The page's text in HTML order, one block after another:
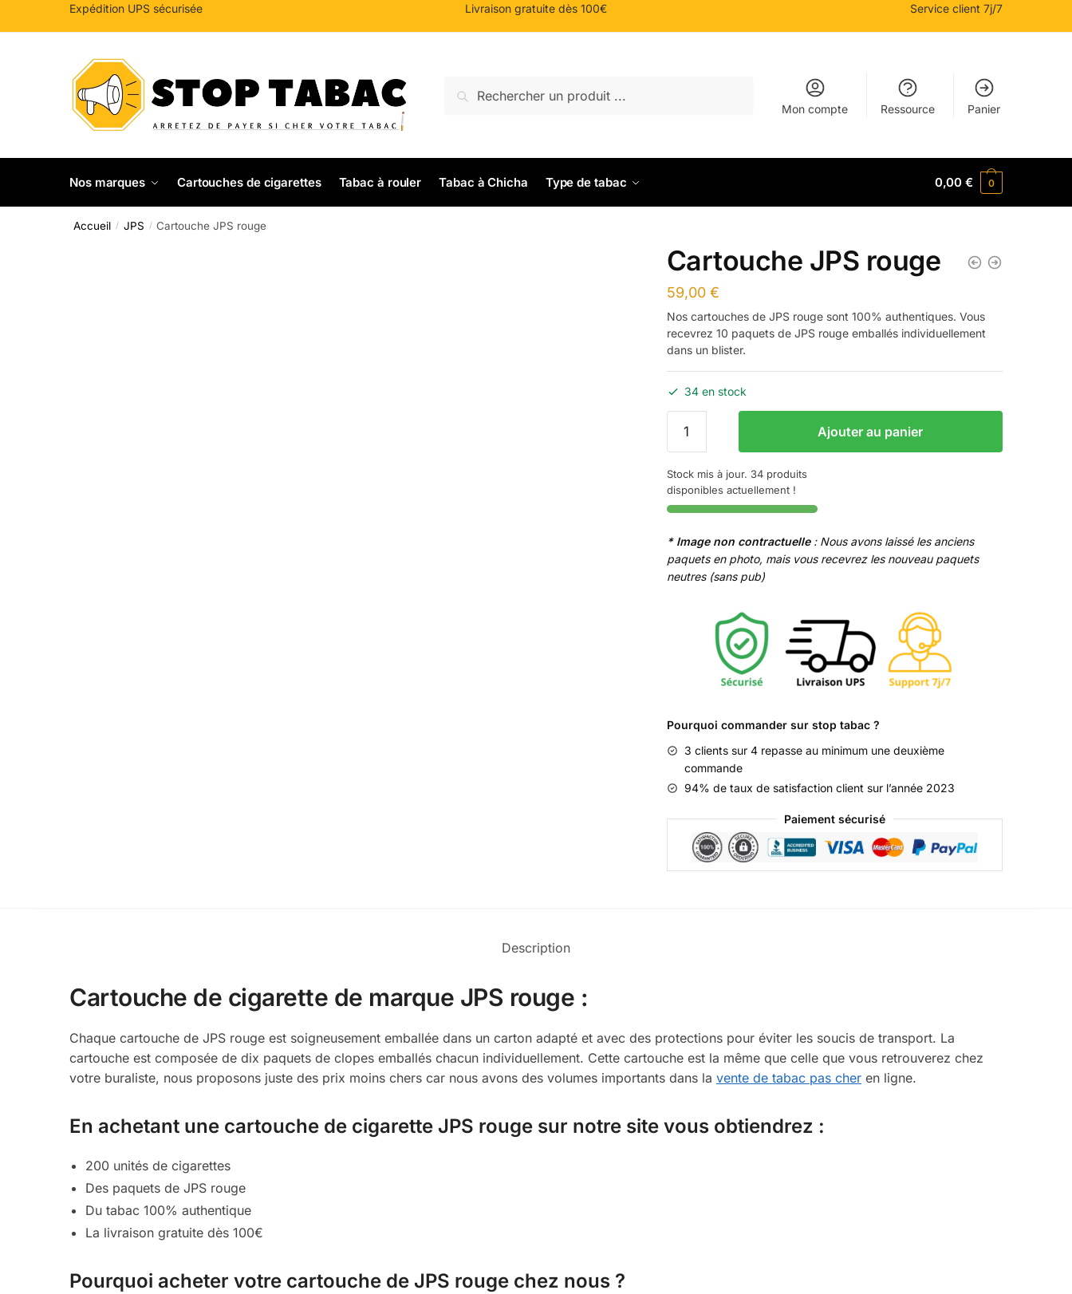
à
to
Expédition UPS sécurisée Livraison gratuite dès 100€ Service client 7j/7
pour :
Mon compte Ressource Panier
Nos marques Cartouches de cigarettes Tabac à rouler Tabac à Chicha Type de tabac 0,00€ 0
Accueil / JPS / Cartouche JPS rouge
Cartouche JPS rouge
59,00 €
Nos cartouches de JPS rouge sont 100% authentiques. Vous
recevrez 10 paquets de JPS rouge emballés individuellement
dans un blister.
34 en stock
JPS
rouge
Ajouter au panier
Stock mis à jour. 34 produits
disponibles actuellement !
* Image non contractuelle: Nous avons laissé les anciens
paquets en photo, mais vous recevrez les nouveau paquets
neutres (sans pub)
Pourquoi commander sur stop tabac ?
3 clients sur 4 repasse au minimum une deuxième
commande
94% de taux de satisfaction client sur l’année 2023
Paiement sécurisé
Description
Cartouche de cigarette de marque JPS rouge :
Chaque cartouche de JPS rouge est soigneusement emballée dans un carton adapté et avec des protections pour éviter les soucis de transport. La
cartouche est composée de dix paquets de clopes emballés chacun individuellement. Cette cartouche est la même que celle que vous retrouverez chez
votre buraliste, nous proposons juste des prix moins chers car nous avons des volumes importants dans lavente de tabac pas cher en ligne.
En achetant une cartouche de cigarette JPS rouge sur notre site vous obtiendrez :
200 unités de cigarettes
Des paquets de JPS rouge
Du tabac 100% authentique
La livraison gratuite dès 100€
Pourquoi acheter votre cartouche de JPS rouge chez nous ?